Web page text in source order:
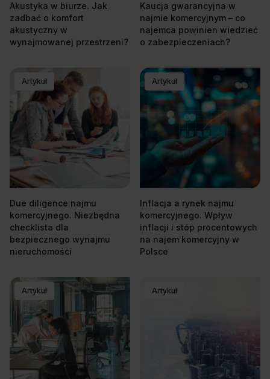
Akustyka w biurze. Jak
zadbać o komfort
akustyczny w
wynajmowanej przestrzeni?
Kaucja gwarancyjna w
najmie komercyjnym – co
najemca powinien wiedzieć
o zabezpieczeniach?
Artykuł
Due diligence najmu
komercyjnego. Niezbędna
checklista dla
bezpiecznego wynajmu
nieruchomości
Artykuł
Inflacja a rynek najmu
komercyjnego. Wpływ
inflacji i stóp procentowych
na najem komercyjny w
Polsce
Artykuł Artykuł